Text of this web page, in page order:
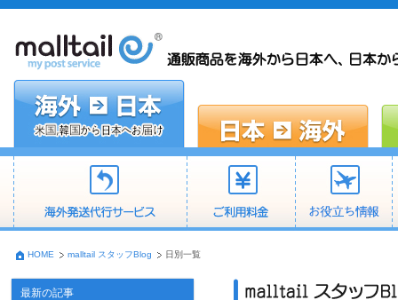
HOME malltail スタッフBlog 日別一覧
最新の記事